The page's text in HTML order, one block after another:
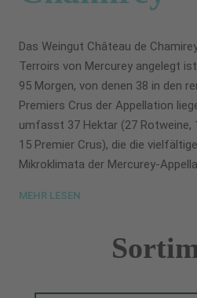
Das Weingut Château de
Terroirs von Mercurey angelegt
95 Morgen, von denen 38 in den
Premiers Crus der Appellation
umfasst 37 Hektar (27 Rotweine,
15 Premier Crus), die die
Mikroklimata der Mercurey-
MEHR LESEN